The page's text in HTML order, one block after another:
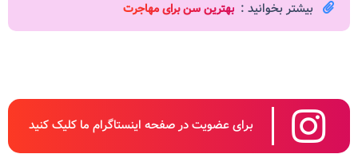
بیشتر بخوانید : بهترین سن برای مهاجرت
برای عضویت در صفحه اینستاگرام ما کلیک کنید